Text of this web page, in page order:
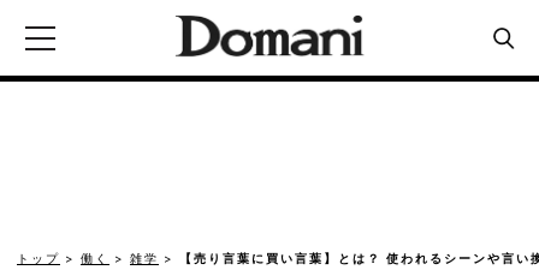
トップ 働く 雑学 【売り言葉に買い言葉】とは？ 使われるシーンや言い